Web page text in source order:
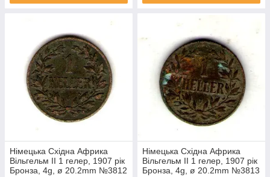
Німецька Східна Африка
Вільгельм II 1 гелер, 1907 рік
Бронза, 4g, ø 20.2mm №3812
Німецька Східна Африка
Вільгельм II 1 гелер, 1907 рік
Бронза, 4g, ø 20.2mm №3813